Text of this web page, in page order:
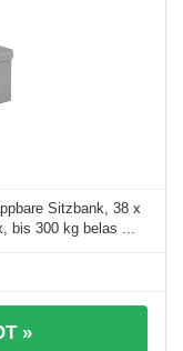
Sitzbank, 38 x
bis 300 kg belas ...
»